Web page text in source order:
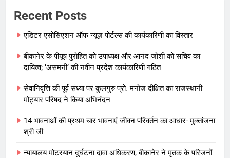
Recent Posts
एडिटर एसोसिएशन ऑफ न्यूज़ पोर्टल्स की कार्यकारिणी का विस्तार
बीकानेर के पीयूष पुरोहित को उपाध्यक्ष और आनंद जोशी को सचिव का
दायित्व; ‘असमनी’ की नवीन प्रदेश कार्यकारिणी गठित
सेवानिवृत्ति की पूर्व संध्या पर कुलगुरु प्रो. मनोज दीक्षित का राजस्थानी
मोट्यार परिषद ने किया अभिनंदन
14 भावनाओं की प्रथम चार भावनाएं जीवन परिवर्तन का आधार- मुक्तांजना
श्री जी
न्यायालय मोटरयान दुर्घटना दावा अधिकरण, बीकानेर ने मृतक के परिजनों